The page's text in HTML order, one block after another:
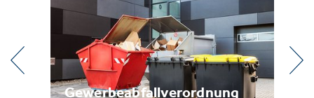
Gewerbeabfallverordnung